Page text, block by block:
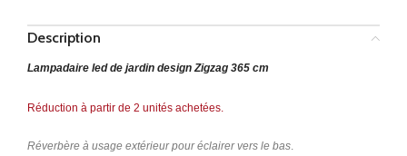
Description
Lampadaire led de jardin design Zigzag 365 cm
Réduction à partir de 2 unités achetées.
Réverbère à usage extérieur pour éclairer vers le bas